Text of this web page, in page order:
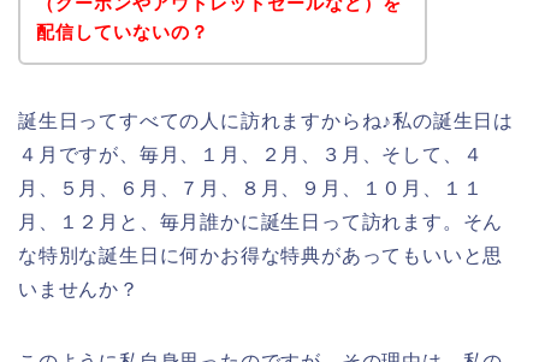
配信していないの？
誕生日ってすべての人に訪れますからね♪私の誕生日は
４月ですが、毎月、１月、２月、３月、そして、４
月、５月、６月、７月、８月、９月、１０月、１１
月、１２月と、毎月誰かに誕生日って訪れます。そん
な特別な誕生日に何かお得な特典があってもいいと思
いませんか？